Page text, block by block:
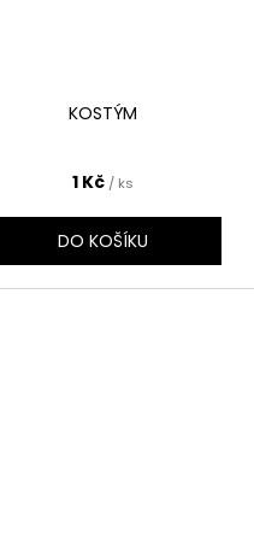
KOSTÝM
1 Kč / ks
DO KOŠÍKU